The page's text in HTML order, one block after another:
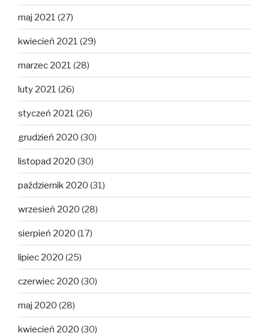
maj 2021 (27)
kwiecień 2021 (29)
marzec 2021 (28)
luty 2021 (26)
styczeń 2021 (26)
grudzień 2020 (30)
listopad 2020 (30)
październik 2020 (31)
wrzesień 2020 (28)
sierpień 2020 (17)
lipiec 2020 (25)
czerwiec 2020 (30)
maj 2020 (28)
kwiecień 2020 (30)